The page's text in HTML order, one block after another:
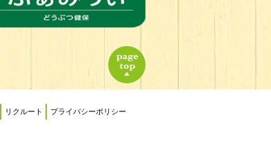
リクルート プライバシーポリシー